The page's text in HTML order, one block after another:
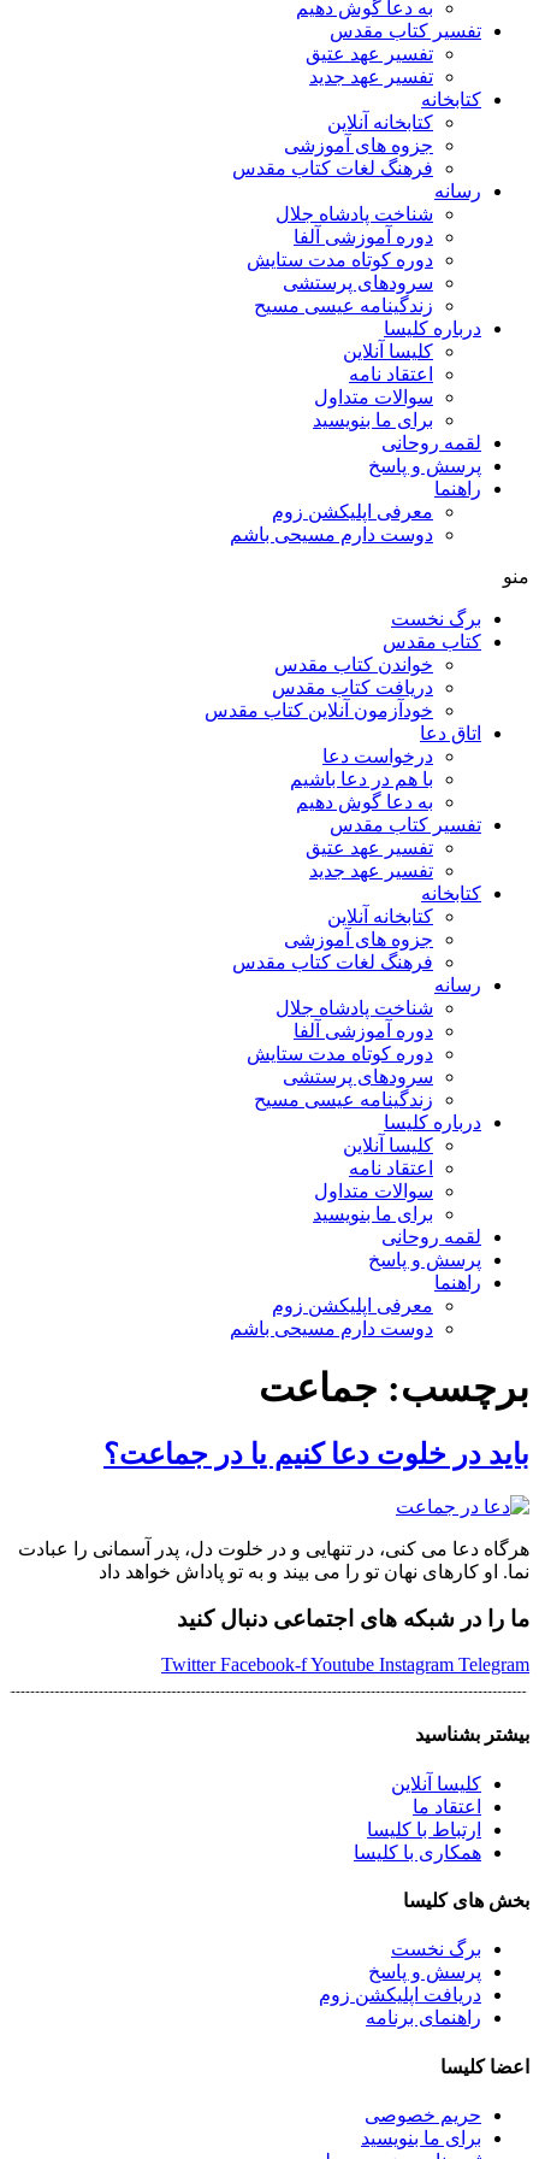
به دعا گوش دهیم
تفسیر کتاب مقدس
تفسیر عهد عتیق
تفسیر عهد جدید
کتابخانه
کتابخانه آنلاین
جزوه های آموزشی
فرهنگ لغات کتاب مقدس
رسانه
شناخت پادشاه جلال
دوره آموزشی آلفا
دوره کوتاه مدت ستایش
سرودهای پرستشی
زندگینامه عیسی مسیح
درباره کلیسا
کلیسا آنلاین
اعتقاد نامه
سوالات متداول
برای ما بنویسید
لقمه روحانی
پرسش و پاسخ
راهنما
معرفی اپلیکشن زوم
دوست دارم مسیحی باشم
منو
برگ نخست
کتاب مقدس
خواندن کتاب مقدس
دریافت کتاب مقدس
خودآزمون آنلاین کتاب مقدس
اتاق دعا
درخواست دعا
با هم در دعا باشیم
به دعا گوش دهیم
تفسیر کتاب مقدس
تفسیر عهد عتیق
تفسیر عهد جدید
کتابخانه
کتابخانه آنلاین
جزوه های آموزشی
فرهنگ لغات کتاب مقدس
رسانه
شناخت پادشاه جلال
دوره آموزشی آلفا
دوره کوتاه مدت ستایش
سرودهای پرستشی
زندگینامه عیسی مسیح
درباره کلیسا
کلیسا آنلاین
اعتقاد نامه
سوالات متداول
برای ما بنویسید
لقمه روحانی
پرسش و پاسخ
راهنما
معرفی اپلیکشن زوم
دوست دارم مسیحی باشم
برچسب: جماعت
باید در خلوت دعا کنیم یا در جماعت؟
هرگاه دعا می کنی، در تنهایی و در خلوت دل، پدر آسمانی را عبادت
نما. او کارهای نهان تو را می بیند و به تو پاداش خواهد داد
ما را در شبکه های اجتماعی دنبال کنید
Twitter Facebook-fYoutube Instagram Telegram
بیشتر بشناسید
کلیسا آنلاین
اعتقاد ما
ارتباط با کلیسا
همکاری با کلیسا
بخش های کلیسا
برگ نخست
پرسش و پاسخ
دریافت اپلیکشن زوم
راهنمای برنامه
اعضا کلیسا
حریم خصوصی
برای ما بنویسید